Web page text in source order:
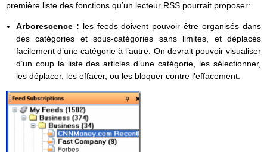
première liste des fonctions qu’un lecteur RSS pourrait proposer:
Arborescence : les feeds doivent pouvoir être organisés dans
des catégories et sous-catégories sans limites, et déplacés
facilement d’une catégorie à l’autre. On devrait pouvoir visualiser
d’un coup la liste des articles d’une catégorie, les sélectionner,
les déplacer, les effacer, ou les bloquer contre l’effacement.